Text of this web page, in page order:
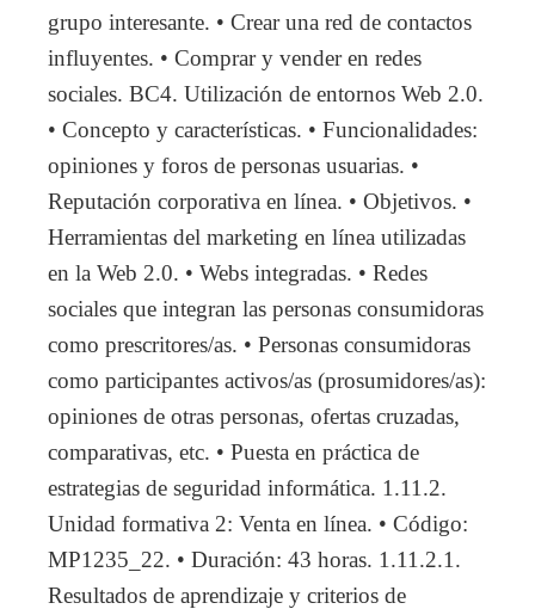
grupo interesante. • Crear una red de contactos
influyentes. • Comprar y vender en redes
sociales. BC4. Utilización de entornos Web 2.0.
• Concepto y características. • Funcionalidades:
opiniones y foros de personas usuarias. •
Reputación corporativa en línea. • Objetivos. •
Herramientas del marketing en línea utilizadas
en la Web 2.0. • Webs integradas. • Redes
sociales que integran las personas consumidoras
como prescritores/as. • Personas consumidoras
como participantes activos/as (prosumidores/as):
opiniones de otras personas, ofertas cruzadas,
comparativas, etc. • Puesta en práctica de
estrategias de seguridad informática. 1.11.2.
Unidad formativa 2: Venta en línea. • Código:
MP1235_22. • Duración: 43 horas. 1.11.2.1.
Resultados de aprendizaje y criterios de